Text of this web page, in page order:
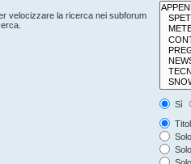
velocizzare la ricerca nei subforum
Sì